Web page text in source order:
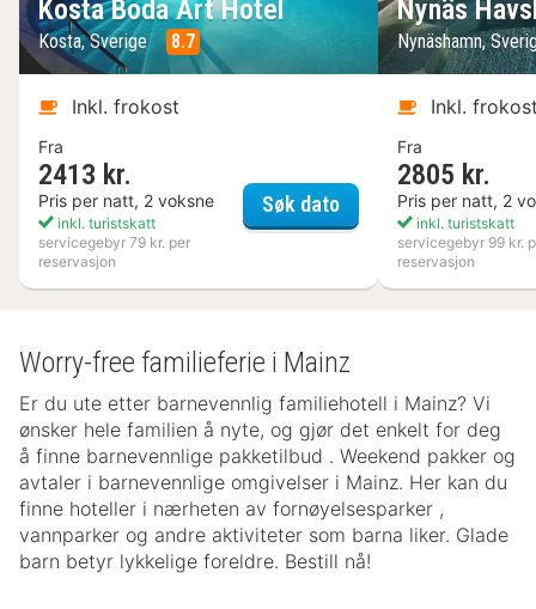
Kosta Boda Art Hotel
Kosta, Sverige 8.7
Inkl. frokost
Fra
2413 kr.
Pris per natt, 2 voksne
inkl. turistskatt
servicegebyr 79 kr. per
reservasjon
Søk datoKosta Boda Art Hotel
Nynäs
Nynäshamn,
Inkl.
Fra
2805 kr.
Pris per natt, 2
inkl. turistskatt
servicegebyr 99 kr.
reservasjon
Worry-free familieferie i Mainz
Er du ute etter barnevennlig familiehotell i Mainz? Vi
ønsker hele familien å nyte, og gjør det enkelt for deg
å finne barnevennlige pakketilbud . Weekend pakker og
avtaler i barnevennlige omgivelser i Mainz. Her kan du
finne hoteller i nærheten av fornøyelsesparker ,
vannparker og andre aktiviteter som barna liker. Glade
barn betyr lykkelige foreldre. Bestill nå!